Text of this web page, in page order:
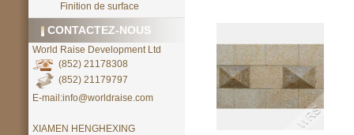
Finition de surface
CONTACTEZ-NOUS
World Raise Development Ltd
(852) 21178308
(852) 21179797
E-mail:info@worldraise.com
XIAMEN HENGHEXING